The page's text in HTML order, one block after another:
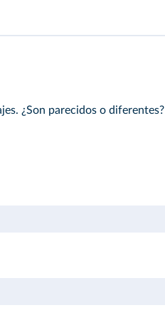
¿Son parecidos o diferentes?